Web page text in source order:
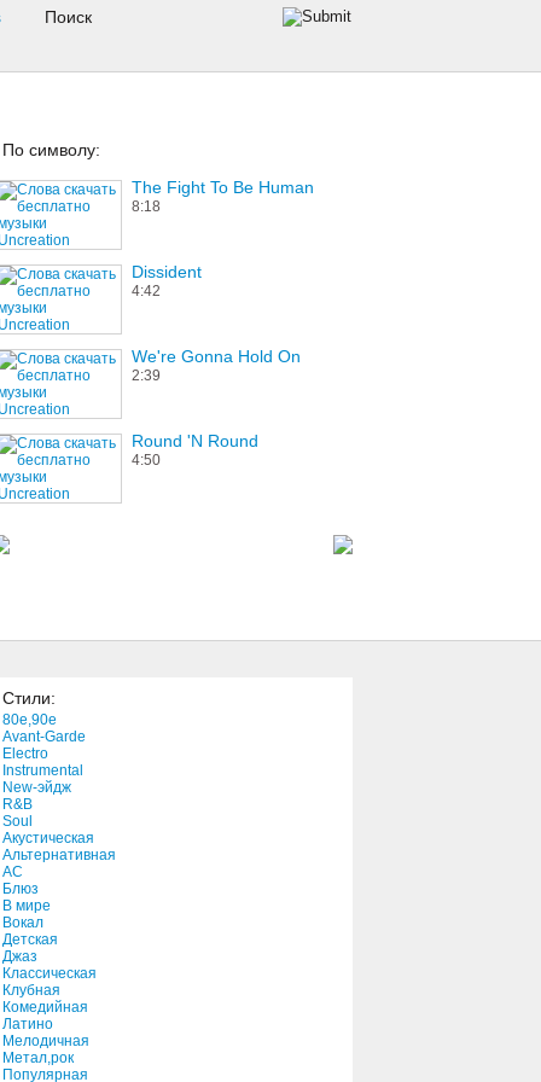
По символу:
The Fight To Be Human
8:18
Dissident
4:42
We're Gonna Hold On
2:39
Round 'N Round
4:50
Child
Стили:
80e,90e
Avant-Garde
Electro
Instrumental
New-эйдж
R&B
Soul
Акустическая
Альтернативная
АС
Блюз
В мире
Вокал
Детская
Джаз
Классическая
Клубная
Комедийная
Латино
Мелодичная
Метал,рок
Популярная